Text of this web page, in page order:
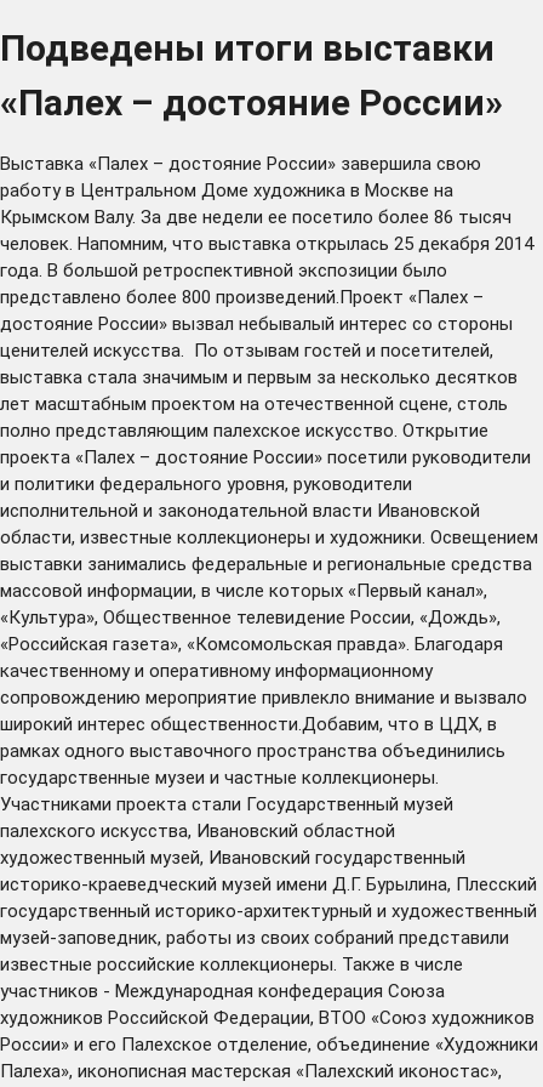
Подведены итоги выставки
«Палех – достояние России»
Выставка «Палех – достояние России» завершила свою
работу в Центральном Доме художника в Москве на
Крымском Валу. За две недели ее посетило более 86 тысяч
человек. Напомним, что выставка открылась 25 декабря 2014
года. В большой ретроспективной экспозиции было
представлено более 800 произведений.Проект «Палех –
достояние России» вызвал небывалый интерес со стороны
ценителей искусства. По отзывам гостей и посетителей,
выставка стала значимым и первым за несколько десятков
лет масштабным проектом на отечественной сцене, столь
полно представляющим палехское искусство. Открытие
проекта «Палех – достояние России» посетили руководители
и политики федерального уровня, руководители
исполнительной и законодательной власти Ивановской
области, известные коллекционеры и художники. Освещением
выставки занимались федеральные и региональные средства
массовой информации, в числе которых «Первый канал»,
«Культура», Общественное телевидение России, «Дождь»,
«Российская газета», «Комсомольская правда». Благодаря
качественному и оперативному информационному
сопровождению мероприятие привлекло внимание и вызвало
широкий интерес общественности.Добавим, что в ЦДХ, в
рамках одного выставочного пространства объединились
государственные музеи и частные коллекционеры.
Участниками проекта стали Государственный музей
палехского искусства, Ивановский областной
художественный музей, Ивановский государственный
историко-краеведческий музей имени Д.Г. Бурылина, Плесский
государственный историко-архитектурный и художественный
музей-заповедник, работы из своих собраний представили
известные российские коллекционеры. Также в числе
участников - Международная конфедерация Союза
художников Российской Федерации, ВТОО «Союз художников
России» и его Палехское отделение, объединение «Художники
Палеха», иконописная мастерская «Палехский иконостас»,